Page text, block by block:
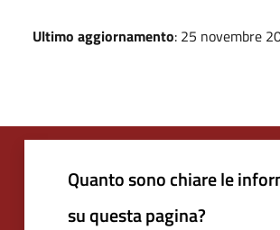
Ultimo aggiornamento: 25 novembre
Quanto sono chiare le
su questa pagina?